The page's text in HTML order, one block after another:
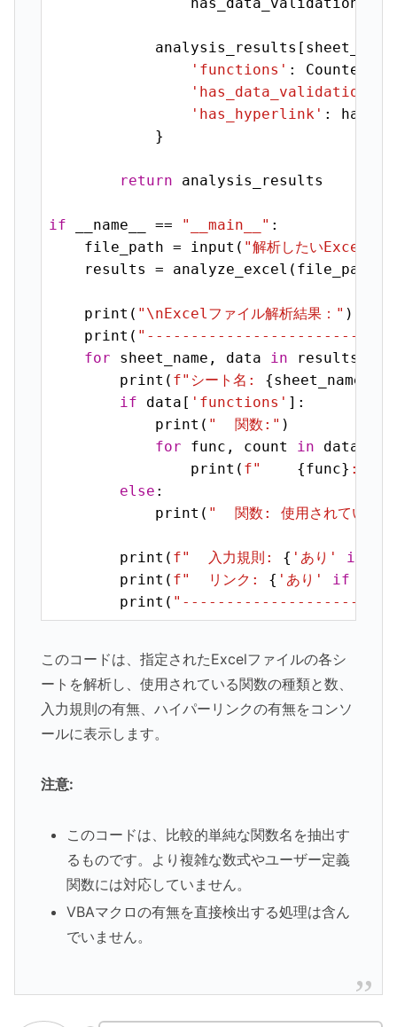
                has_data_validation =
'functions' :
'has_data_validation'
'has_hyperlink' :
            }
return analysis_results
if __name__ == "__main__" :
    file_path = input(
"解析したいExcelフ
    results = analyze_excel(file_path)
    print(
"\nExcelファイル解析結果：" )
    print(
"------------------------"
for sheet_name, data in
        print(
f"シート名: {sheet_name}
if data[ 'functions' ]:
            print(
"  関数:" )
for func, count in data[
                print(
f" {func} :
else :
            print(
"  関数: 使用されていま
        print(
f"  入力規則: { 'あり' if
        print(
f"  リンク: { 'あり' if
        print(
"------------------------
このコードは、指定されたExcelファイルの各シ
ートを解析し、使用されている関数の種類と数、
入力規則の有無、ハイパーリンクの有無をコンソ
ールに表示します。
注意:
このコードは、比較的単純な関数名を抽出す
るものです。より複雑な数式やユーザー定義
関数には対応していません。
VBAマクロの有無を直接検出する処理は含ん
でいません。